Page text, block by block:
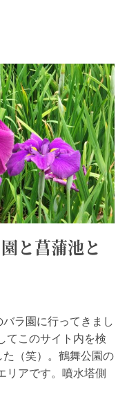
と菖蒲池と
ラ園に行ってきまし
てこのサイト内を検
（笑）。鶴舞公園の
リアです。噴水塔側